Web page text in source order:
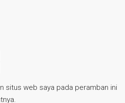
situs web saya pada peramban ini